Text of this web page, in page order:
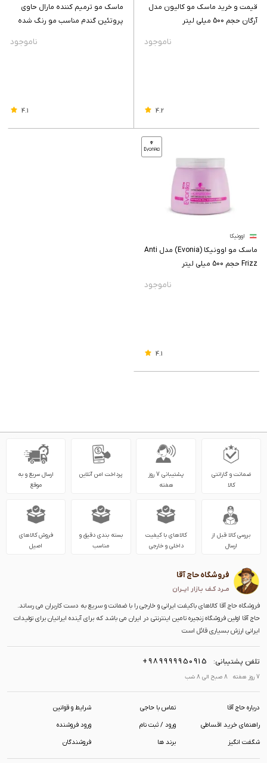
قیمت و خرید ماسک مو کالیون مدل
آرگان حجم 500 میلی لیتر
4.2
ماسک مو ترمیم کننده مارال حاوی
پروتئین گندم مناسب مو رنگ شده
4.1
اوونیکا
ماسک مو اوونیکا (Evonia) مدل Anti
Frizz حجم 500 میلی لیتر
4.1
ضمانت و گارانتی
کالا
پشتیبانی 7 روز
هفته
پرداخت امن آنلاین
ارسال سریع و به
موقع
بررسی کالا قبل از
ارسال
کالاهای با کیفیت
داخلی و خارجی
بسته بندی دقیق و
مناسب
فروش کالاهای
اصیل
فروشگاه حاج آقا
مــرد کـف بـازار ایــران
فروشگاه حاج آقا کالاهای باکیفت ایرانی و خارجی را با ضمانت و سریع به دست کاربران می رساند.
حاج آقا اولین فروشگاه زنجیره تامین اینترنتی در ایران می باشد که برای آینده ایرانیان برای تولیدات
ایرانی ارزش بسیاری قائل است
تلفن پشتیبانی: +989999950915
7 روز هفته 8 صبح الی 8 شب
درباره حاج آقا تماس با حاجی شرایط و قوانین
راهنمای خرید اقساطی ورود / ثبت نام ورود فروشنده
شگفت انگیز برند ها فروشندگان